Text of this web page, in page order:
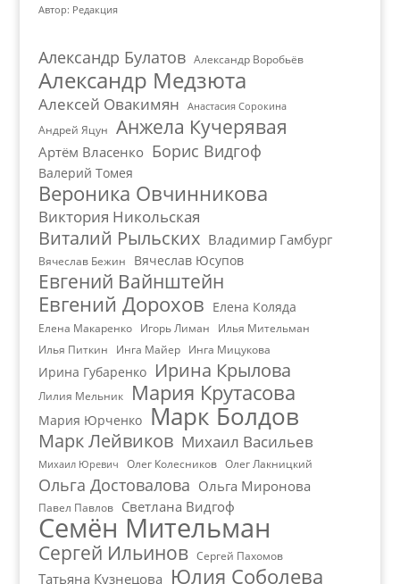
Автор: Редакция
Александр Булатов Александр Воробьёв
Александр Медзюта
Алексей Овакимян Анастасия Сорокина
Андрей Яцун Анжела Кучерявая
Артём Власенко Борис Видгоф
Валерий Томея
Вероника Овчинникова
Виктория Никольская
Виталий Рыльских Владимир Гамбург
Вячеслав Бежин Вячеслав Юсупов
Евгений Вайнштейн
Евгений Дорохов Елена Коляда
Елена Макаренко Игорь Лиман
Илья Мительман
Илья Питкин
Инга Майер Инга Мицукова
Ирина Губаренко Ирина Крылова
Лилия Мельник Мария Крутасова
Мария Юрченко Марк Болдов
Марк Лейвиков Михаил Васильев
Михаил Юревич Олег Колесников Олег Лакницкий
Ольга Достовалова Ольга Миронова
Павел Павлов Светлана Видгоф
Семён Мительман
Сергей Ильинов Сергей Пахомов
Татьяна Кузнецова Юлия Соболева